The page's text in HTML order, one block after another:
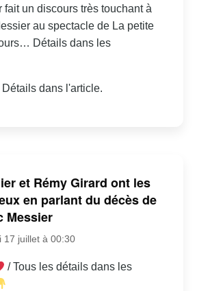
un discours très touchant à
au spectacle de La petite
Détails dans les
dans l'article.
et Rémy Girard ont les
en parlant du décès de
Messier
17 juillet à 00:30
/ Tous les détails dans les